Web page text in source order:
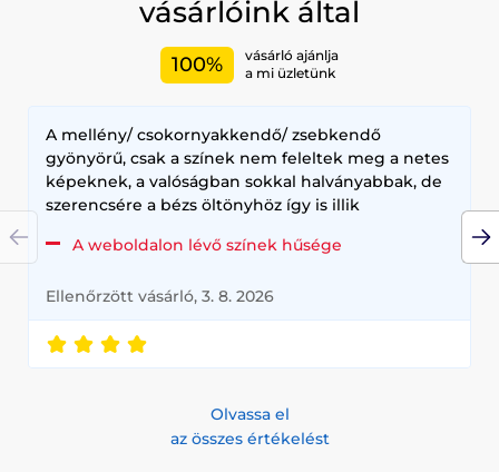
vásárlóink által
100%
vásárló ajánlja
a mi üzletünk
A mellény/ csokornyakkendő/ zsebkendő
gyönyörű, csak a színek nem feleltek meg a netes
képeknek, a valóságban sokkal halványabbak, de
szerencsére a bézs öltönyhöz így is illik
A weboldalon lévő színek hűsége
Ellenőrzött vásárló, 3. 8. 2026
Olvassa el
az összes értékelést